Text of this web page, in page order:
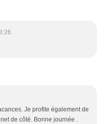
Je profite également de
de côté. Bonne journée .